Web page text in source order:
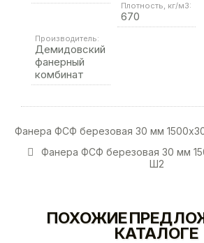
Плотность, кг/м3:
670
Производитель:
Демидовский
фанерный
комбинат
Фанера ФСФ березовая 30 мм
Фанера ФСФ березовая 30 мм
Ш2
ПОХОЖИЕ
КАТАЛОГЕ